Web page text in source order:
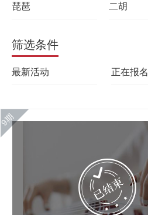
琵琶 二胡
筛选条件
最新活动 正在报名
期